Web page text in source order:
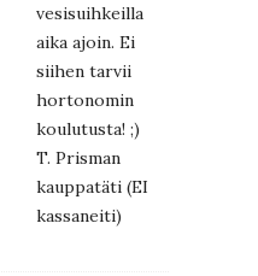
vesisuihkeilla
aika ajoin. Ei
siihen tarvii
hortonomin
koulutusta! ;)
T. Prisman
kauppatäti (EI
kassaneiti)